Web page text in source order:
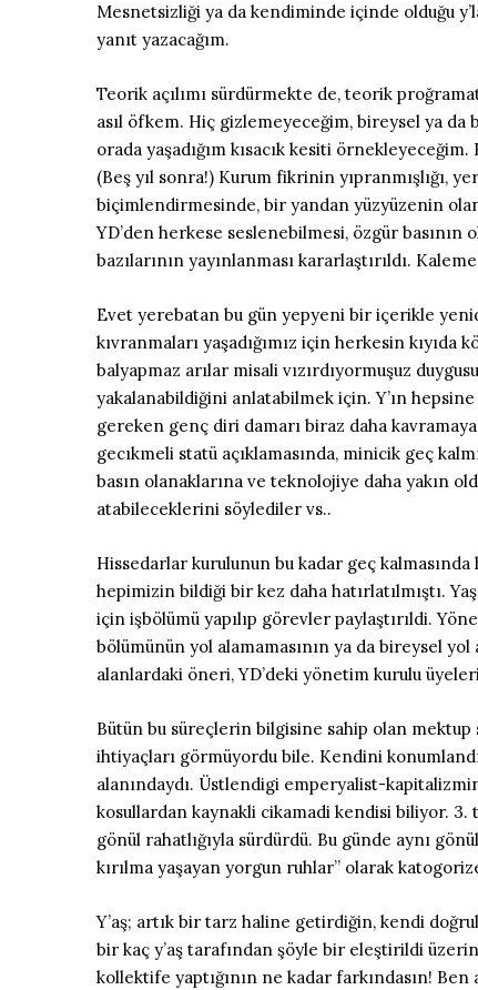
Mesnetsizliği ya da kendiminde içinde olduğu
yanıt yazacağım.
Teorik açılımı sürdürmekte de, teorik
asıl öfkem. Hiç gizlemeyeceğim, bireysel ya
orada yaşadığım kısacık kesiti
(Beş yıl sonra!) Kurum fikrinin yıpranmışlığı,
biçimlendirmesinde, bir yandan yüzyüzenin
YD’den herkese seslenebilmesi, özgür basının
bazılarının yayınlanması kararlaştırıldı.
Evet yerebatan bu gün yepyeni bir içerikle
kıvranmaları yaşadığımız için herkesin
balyapmaz arılar misali vızırdıyormuşuz
yakalanabildiğini anlatabilmek için. Y’ın
gereken genç diri damarı biraz daha kavramaya
gecıkmeli statü açıklamasında, minicik geç
basın olanaklarına ve teknolojiye daha yakın
atabileceklerini söylediler vs..
Hissedarlar kurulunun bu kadar geç
hepimizin bildiği bir kez daha hatırlatılmıştı.
için işbölümü yapılıp görevler paylaştırıldi.
bölümünün yol alamamasının ya da bireysel
alanlardaki öneri, YD’deki yönetim kurulu
Bütün bu süreçlerin bilgisine sahip olan
ihtiyaçları görmüyordu bile. Kendini
alanındaydı. Üstlendigi emperyalist-
kosullardan kaynakli cikamadi kendisi biliyor.
gönül rahatlığıyla sürdürdü. Bu günde aynı
kırılma yaşayan yorgun ruhlar” olarak
Y’aş; artık bir tarz haline getirdiğin, kendi
bir kaç y’aş tarafından şöyle bir eleştirildi
kollektife yaptığının ne kadar farkındasın!